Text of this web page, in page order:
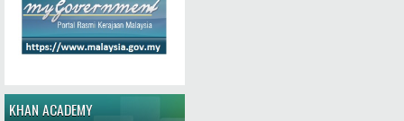
KHAN ACADEMY